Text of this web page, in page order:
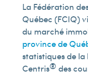
La Fédération
Québec (FCIQ)
du marché
province de
statistiques de
Centris® des